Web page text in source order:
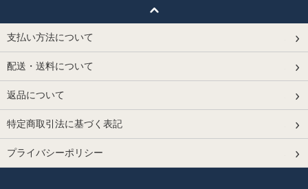
支払い方法について
配送・送料について
返品について
特定商取引法に基づく表記
プライバシーポリシー